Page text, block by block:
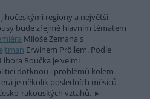
regiony a největší
bude zřejmě hlavním tématem
Miloše Zemana s
Erwinem Pröllem. Podle
Roučka je velmi
dotknou i problémů kolem
je několik posledních měsíců
rakouských vztahů.